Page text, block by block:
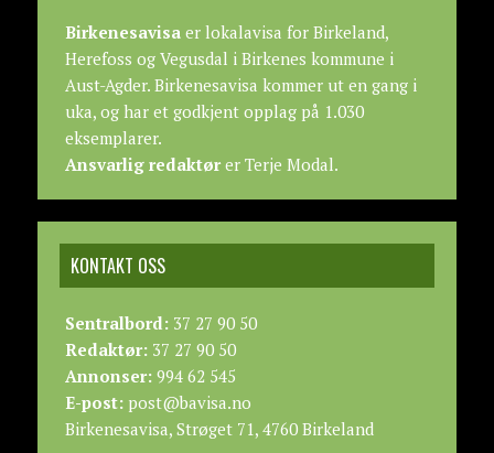
Birkenesavisaer lokalavisa for Birkeland,
Herefoss og Vegusdal i Birkenes kommune i
Aust-Agder. Birkenesavisa kommer ut en gang i
uka, og har et godkjent opplag på 1.030
eksemplarer.
Ansvarlig redaktører Terje Modal.
KONTAKT OSS
Sentralbord:37 27 90 50
Redaktør:37 27 90 50
Annonser:994 62 545
E-post:post@bavisa.no
Birkenesavisa, Strøget 71, 4760 Birkeland